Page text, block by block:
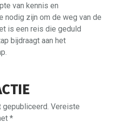
van kennis en
nodig zijn om de weg van de
is een reis die geduld
bijdraagt aan het
Vereiste
*